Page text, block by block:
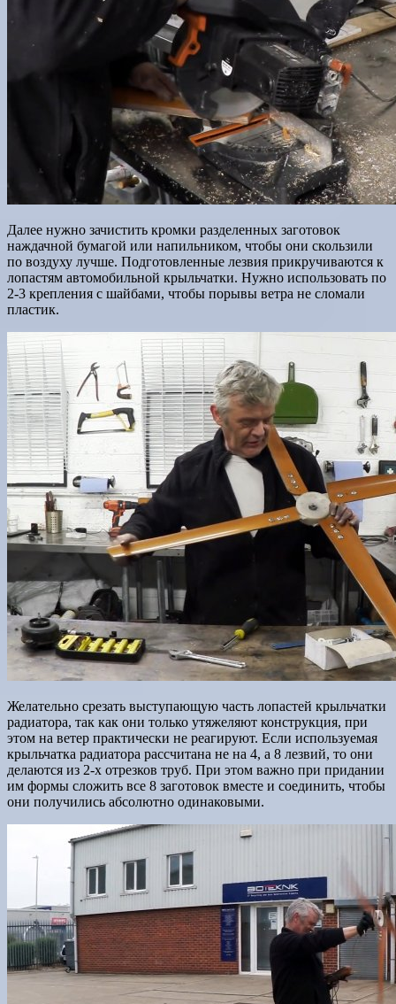
Далее нужно зачистить кромки разделенных заготовок
наждачной бумагой или напильником, чтобы они скользили
по воздуху лучше. Подготовленные лезвия прикручиваются к
лопастям автомобильной крыльчатки. Нужно использовать по
2-3 крепления с шайбами, чтобы порывы ветра не сломали
пластик.
Желательно срезать выступающую часть лопастей крыльчатки
радиатора, так как они только утяжеляют конструкция, при
этом на ветер практически не реагируют. Если используемая
крыльчатка радиатора рассчитана не на 4, а 8 лезвий, то они
делаются из 2-х отрезков труб. При этом важно при придании
им формы сложить все 8 заготовок вместе и соединить, чтобы
они получились абсолютно одинаковыми.